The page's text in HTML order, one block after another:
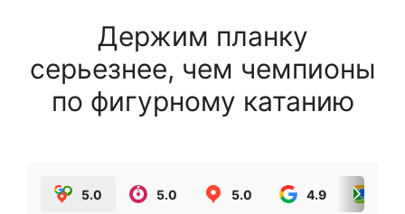
Держим планку
серьезнее, чем чемпионы
по фигурному катанию
5.0 5.0 5.0 4.9